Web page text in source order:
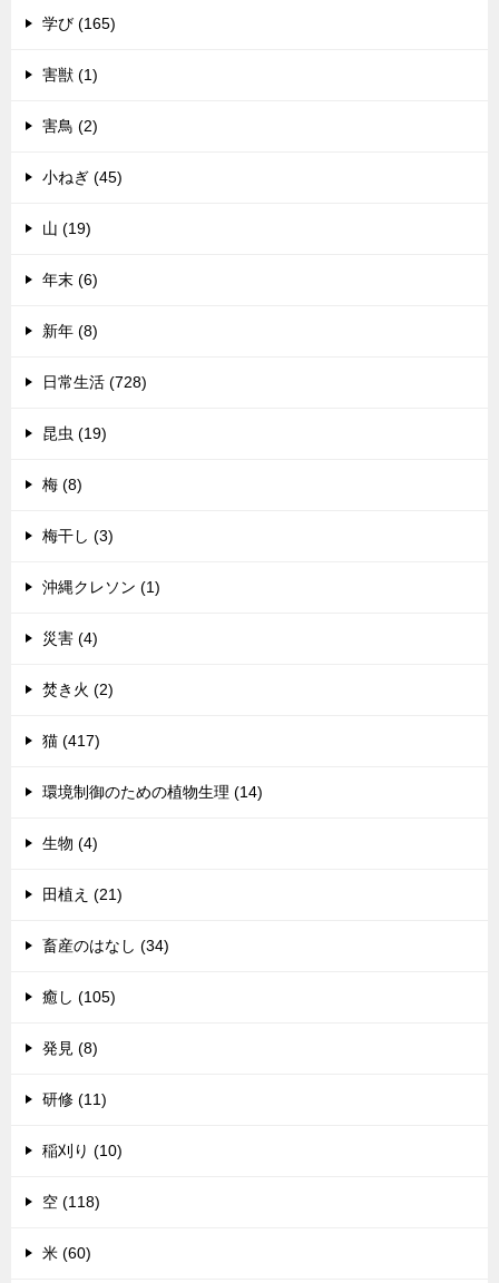
学び (165)
害獣 (1)
害鳥 (2)
小ねぎ (45)
山 (19)
年末 (6)
新年 (8)
日常生活 (728)
昆虫 (19)
梅 (8)
梅干し (3)
沖縄クレソン (1)
災害 (4)
焚き火 (2)
猫 (417)
環境制御のための植物生理 (14)
生物 (4)
田植え (21)
畜産のはなし (34)
癒し (105)
発見 (8)
研修 (11)
稲刈り (10)
空 (118)
米 (60)